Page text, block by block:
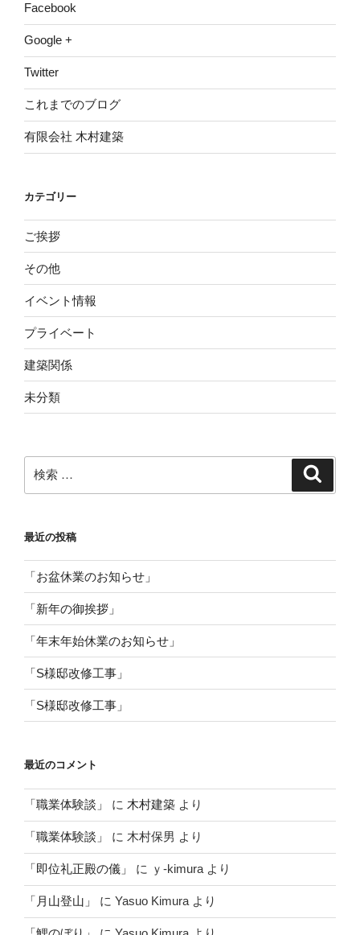
Facebook
Google +
Twitter
これまでのブログ
有限会社 木村建築
カテゴリー
ご挨拶
その他
イベント情報
プライベート
建築関係
未分類
検
索:
最近の投稿
「お盆休業のお知らせ」
「新年の御挨拶」
「年末年始休業のお知らせ」
「S様邸改修工事」
「S様邸改修工事」
最近のコメント
「職業体験談」 に 木村建築 より
「職業体験談」 に 木村保男 より
「即位礼正殿の儀」 に ｙ-kimura より
「月山登山」 に Yasuo Kimura より